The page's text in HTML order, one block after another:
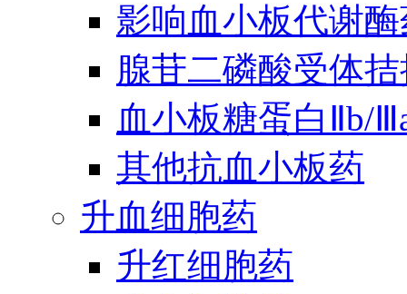
影响血小板代谢
腺苷二磷酸受体
血小板糖蛋白Ⅱb/
其他抗血小板药
升血细胞药
升红细胞药